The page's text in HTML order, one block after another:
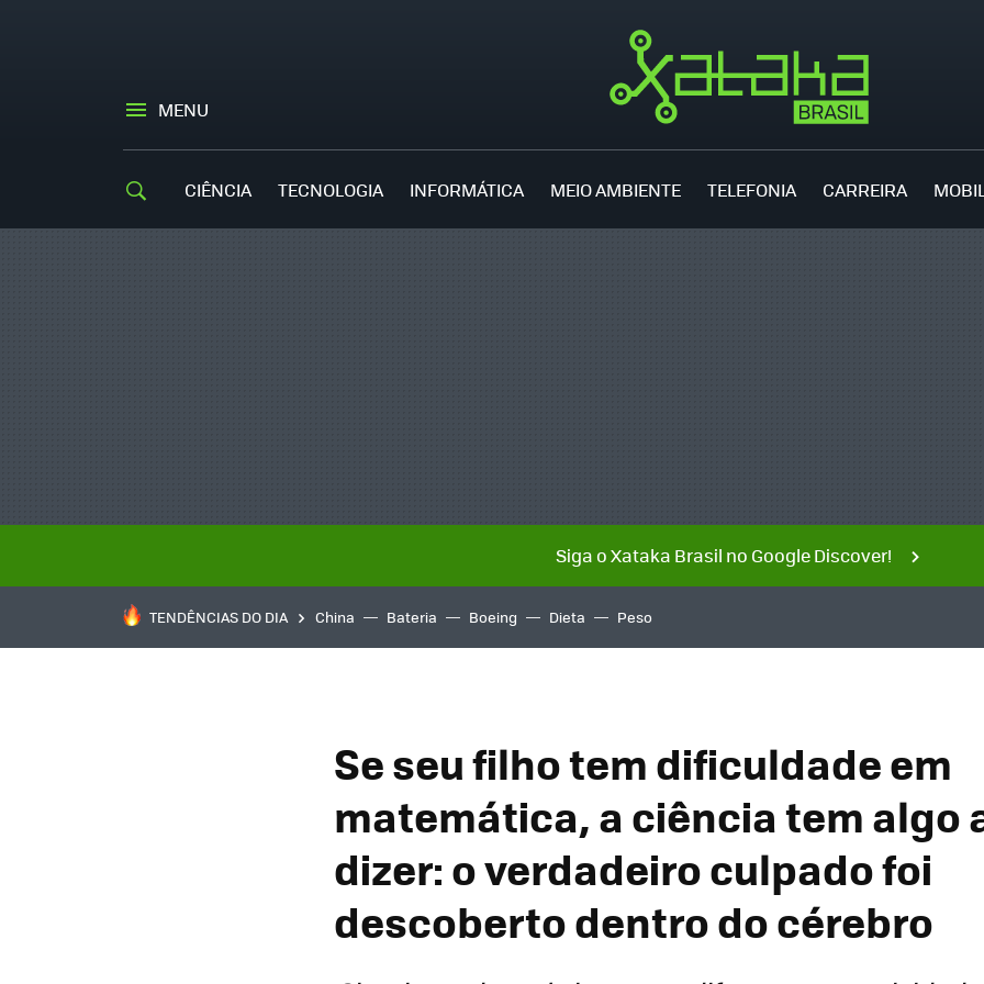
MENU
CIÊNCIA TECNOLOGIA INFORMÁTICA MEIO AMBIENTE TELEFONIA CARREIRA
Siga o Xataka Brasil no Google Discover!
TENDÊNCIAS DO DIA China Bateria Boeing Dieta Peso
Se seu filho tem dificuldade em
matemática, a ciência tem algo
dizer: o verdadeiro culpado foi
descoberto dentro do cérebro